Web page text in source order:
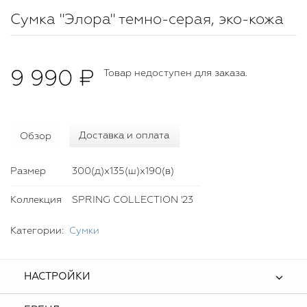
Сумка "Элора" темно-серая, эко-кожа
9 990 ₽ Товар недоступен для заказа.
Обзор Доставка и оплата
Размер 300(д)х135(ш)х190(в)
Коллекция SPRING COLLECTION '23
Категории: Сумки
НАСТРОЙКИ